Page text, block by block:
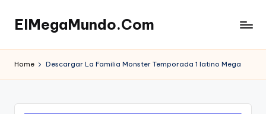
content
ElMegaMundo.Com
EN
Home Descargar La Familia Monster Temporada 1 latino Mega